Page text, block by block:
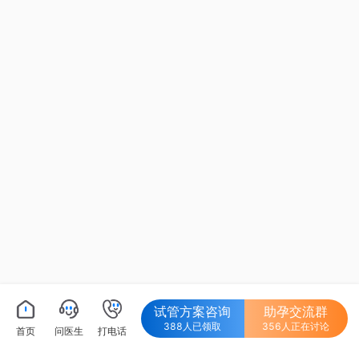
首页 问医生 打电话
试管方案咨询
388人已领取
助孕交流群
356人正在讨论